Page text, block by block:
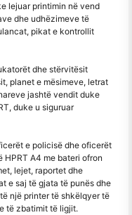
lejuar printimin në vend
dhe udhëzimeve të
pikat e kontrollit
dhe stërvitësit
planet e mësimeve, letrat
jashtë vendit duke
duke u siguruar
e policisë dhe oficerët
A4 me bateri ofron
lejet, raportet dhe
e saj të gjata të punës dhe
një printer të shkëlqyer të
të zbatimit të ligjit.